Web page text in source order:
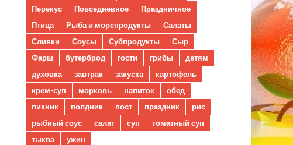
Перекус
Повседневное
Праздничное
Птица
Рыба и морепродукты
Салаты
Сливки
Соусы Субпродукты
Сыр
Фарш
бутерброд гости грибы
детям
духовка
завтрак закуска
картофель
крем-суп
морковь напиток
обед
пикник
полдник пост праздник
рис
рыбный соус
салат суп
томатный суп
тыква
ужин